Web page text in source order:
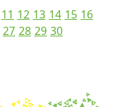
11 12 13 14 15 16
27 28 29 30